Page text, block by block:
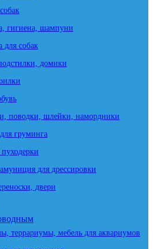
гигиена, шампуни
для собак
домики
поводки, шлейки, намордники
груминга
для дрессировки
двери
террариумы, мебель для аквариумов